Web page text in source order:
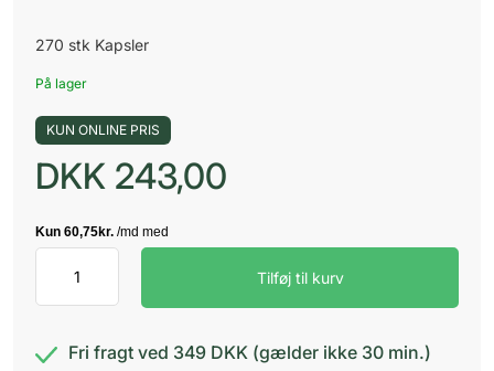
270 stk Kapsler
På lager
KUN ONLINE PRIS
DKK 243,00
Magnesium
Citrat
Tilføj til kurv
Fri fragt ved 349 DKK (gælder ikke 30 min.)